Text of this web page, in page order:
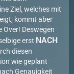
Ziel, welches mit
kommt aber
Over! Deswegen
erst NACH
diesen
wie geplant
Genauigkeit